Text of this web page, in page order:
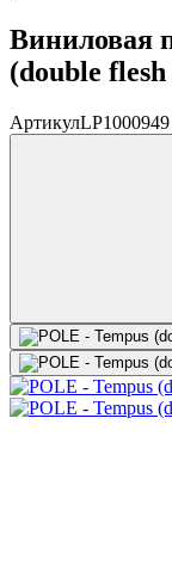
Виниловая
(double
АртикулLP1000949